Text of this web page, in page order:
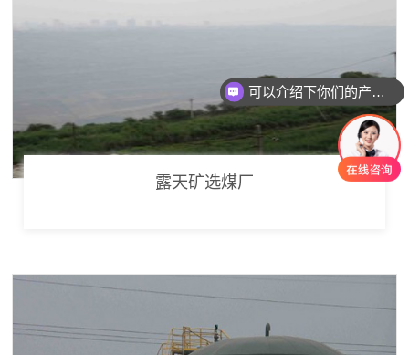
露天矿选煤厂
可以介绍下你们的产品么